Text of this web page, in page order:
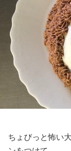
ちょびっと怖い